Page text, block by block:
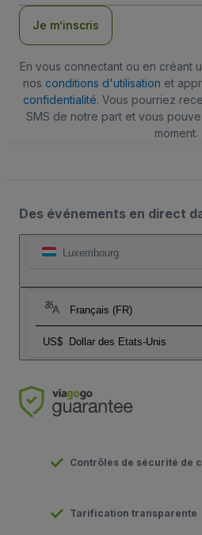
Je m’inscris
En vous connectant ou en créant
nos conditions d'utilisation et
confidentialité. Vous pourriez
SMS de notre part et vous
moment.
Des événements en direct
Luxembourg
Français (FR)
US$ Dollar des Etats-Unis
Contrôles de sécurité de
Tarification transparente